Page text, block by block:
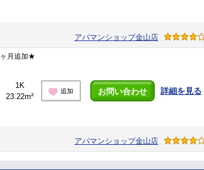
アパマンショップ金山店
月追加★
1K
23.22m²
追加 お問い合わせ 詳細を見る
アパマンショップ金山店